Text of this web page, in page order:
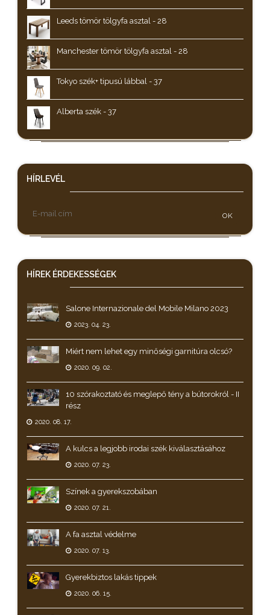
Leeds tömör tölgyfa asztal - 28
Manchester tömör tölgyfa asztal - 28
Tokyo szék+ tipusú lábbal - 37
Alberta szék - 37
HÍRLEVÉL
OK
HÍREK ÉRDEKESSÉGEK
Salone Internazionale del Mobile Milano 2023
2023. 04. 23.
Miért nem lehet egy minőségi garnitúra olcsó?
2020. 09. 02.
10 szórakoztató és meglepő tény a bútorokról - II
rész
2020. 08. 17.
A kulcs a legjobb irodai szék kiválasztásához
2020. 07. 23.
Színek a gyerekszobában
2020. 07. 21.
A fa asztal védelme
2020. 07. 13.
Gyerekbiztos lakás tippek
2020. 06. 15.